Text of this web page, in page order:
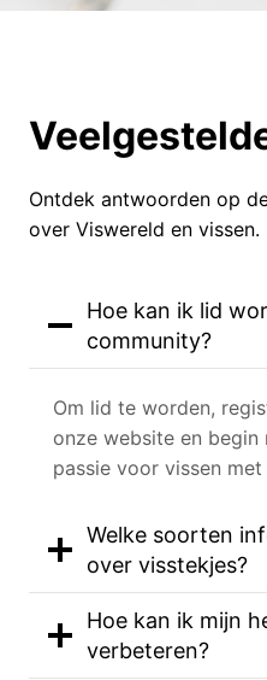
Ontdek antwoorden op
over Viswereld en vissen.
Hoe kan ik lid
community?
Om lid te worden,
onze website en
passie voor vissen
Welke soorten
over visstekjes?
Hoe kan ik mijn
verbeteren?